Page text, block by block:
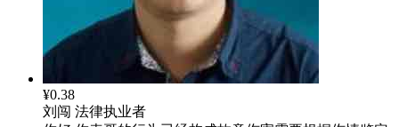
¥0.38
刘闯 法律执业者